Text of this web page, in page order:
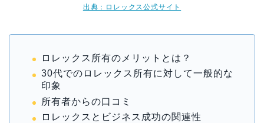
出典：ロレックス公式サイト
ロレックス所有のメリットとは？
30代でのロレックス所有に対して一般的な
印象
所有者からの口コミ
ロレックスとビジネス成功の関連性